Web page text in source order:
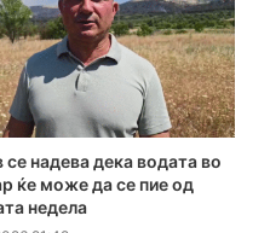
се надева дека водата во
ќе може да се пие од
недела